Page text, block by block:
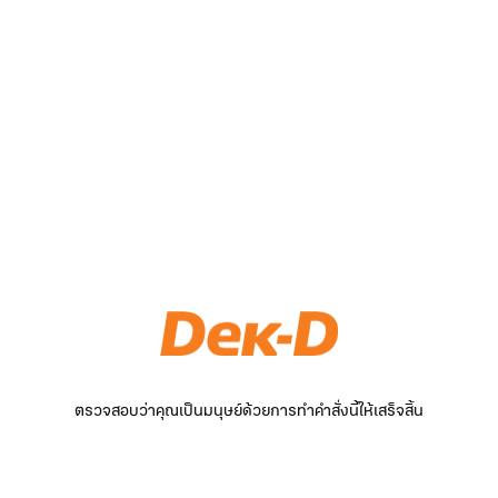
ตรวจสอบว่าคุณเป็นมนุษย์ด้วยการทำคำสั่งนี้ให้เสร็จสิ้น